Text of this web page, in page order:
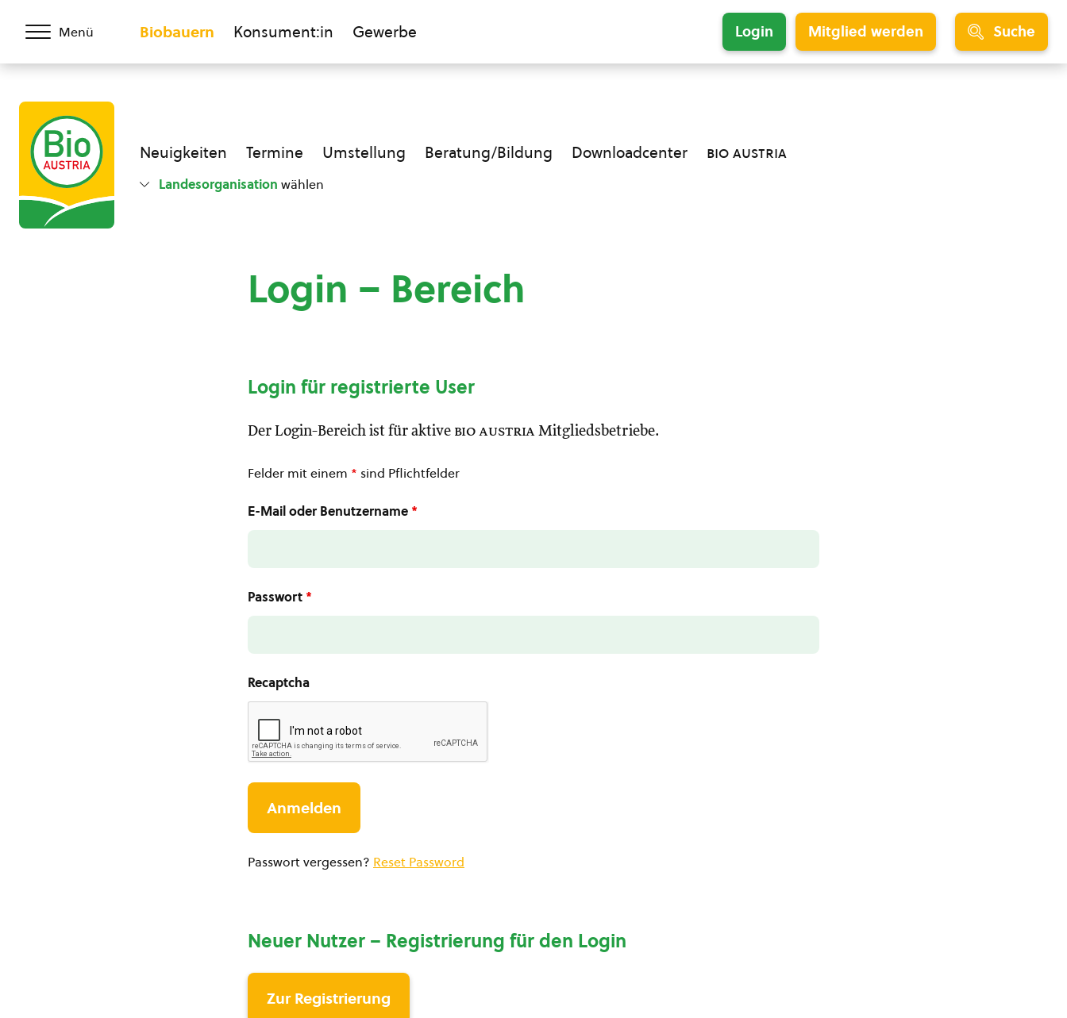
Menü Biobauern Konsument:in Gewerbe Login Mitglied werden Suche
Neuigkeiten Termine Umstellung Beratung/Bildung Downloadcenter bio austria
Landesorganisation wählen
Login – Bereich
Login für registrierte User
Der Login-Bereich ist für aktive bio austria Mitgliedsbetriebe.
Felder mit einem * sind Pflichtfelder
E-Mail oder Benutzername *
Passwort *
Recaptcha
Passwort vergessen? Reset Password
Neuer Nutzer – Registrierung für den Login
Zur Registrierung